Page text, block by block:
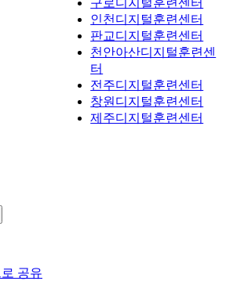
인천디지털훈련센터
판교디지털훈련센터
천안아산디지털훈련센
터
전주디지털훈련센터
창원디지털훈련센터
제주디지털훈련센터
공유